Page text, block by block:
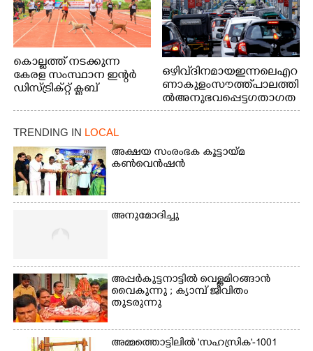
കൊല്ലത്ത് നടക്കുന്ന
കേരള സംസ്ഥാന ഇന്റർ
ഡിസ്ട്രിക്റ്റ് ക്ലബ്
20 ആൺകുട്ടികളുടെ 200
മത്സരത്തിനിടെ സിന്തറ്റിക്
ട്രാക്കിന് കുറുകെ ഓടുന്ന
നായകൾ.
ഒഴിവ് ദിനമായ ഇന്നലെ എറ
ണാകുളം സൗത്ത് പാലത്തി
ൽ അനുഭവപ്പെട്ട ഗതാഗത
ക്കുരുക്ക്
TRENDING IN LOCAL
അക്ഷയ സംരംഭക കൂട്ടായ്മ
കൺവെൻഷൻ
അനുമോദിച്ചു
അപ്പർകുട്ടനാട്ടി​ൽ വെള്ളമിറങ്ങാൻ
വൈകുന്നു ; ക്യാമ്പ് ജീവിതം
തുടരുന്നു
അമ്മത്തൊട്ടിലിൽ 'സഹസ്രിക'-1001